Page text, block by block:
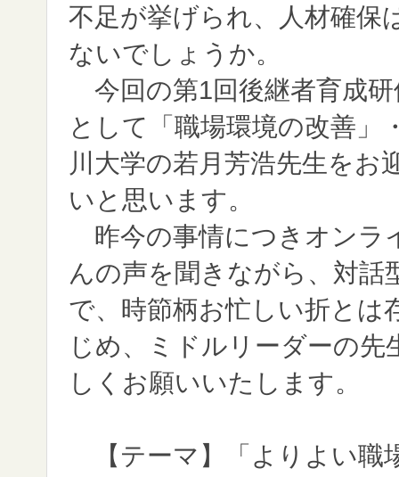
不足が挙げられ、人材確保
ないでしょうか。
今回の第1回後継者育成
として「職場環境の改善」
川大学の若月芳浩先生を
いと思います。
昨今の事情につきオンラ
んの声を聞きながら、対
で、時節柄お忙しい折とは
じめ、ミドルリーダーの
しくお願いいたします。
【テーマ】「よりよい職